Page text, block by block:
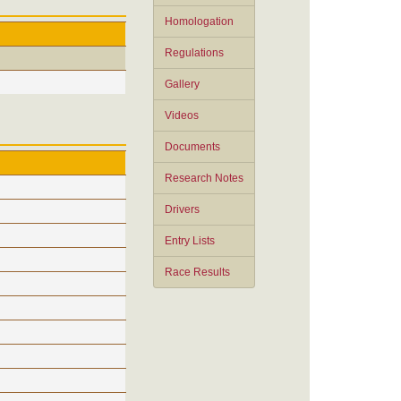
Homologation
Regulations
Gallery
Videos
Documents
Research Notes
Drivers
Entry Lists
Race Results